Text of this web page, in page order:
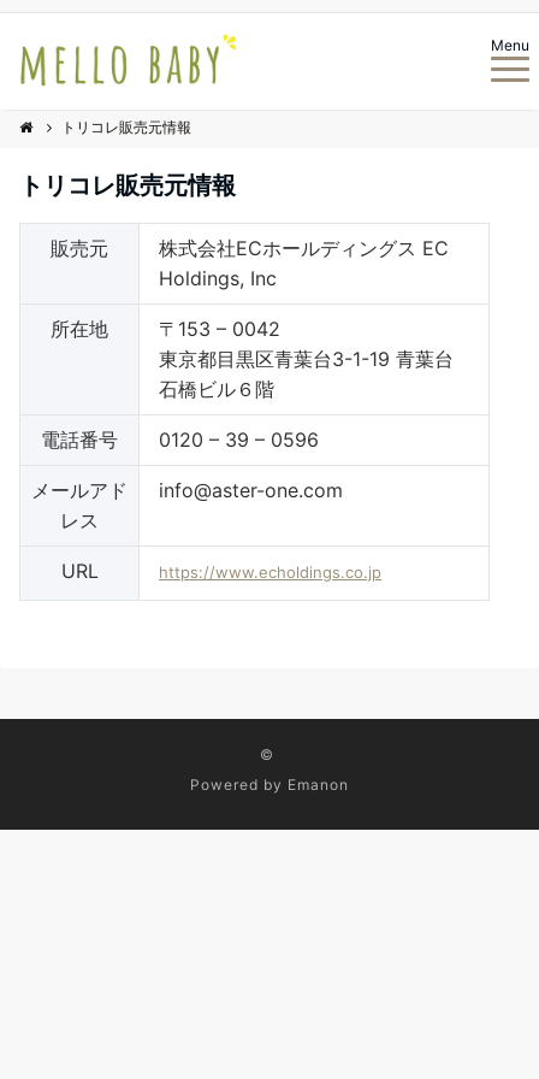
Menu
トリコレ販売元情報
トリコレ販売元情報
販売元
株式会社ECホールディングス EC
Holdings, Inc
所在地
〒153 – 0042
東京都目黒区青葉台3-1-19 青葉台
石橋ビル６階
電話番号 0120 – 39 – 0596
メールアド
レス
info@aster-one.com
URL https://www.echoldings.co.jp
©
Powered by Emanon